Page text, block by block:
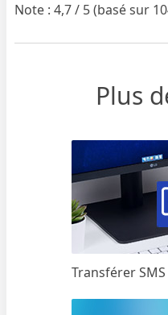
Note : 4,7 / 5 (basé sur
Plus
Transférer